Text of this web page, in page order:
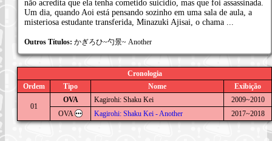
não acredita que ela tenha cometido suicídio, mas que foi assassinada.
Um dia, quando Aoi está pensando sozinho em uma sala de aula, a
misteriosa estudante transferida, Minazuki Ajisai, o chama ...
Outros Títulos: かぎろひ~勺景~ Another
Cronologia
Ordem
Tipo Nome Exibição
01
OVA Kagirohi: Shaku Kei
2009~2010
OVA
Kagirohi: Shaku Kei - Another 2017~2018